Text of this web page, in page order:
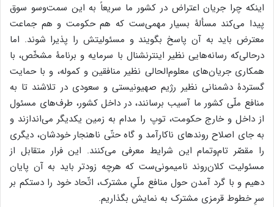
اینکه چرا جریان اعتراض در کشور ما سریعاً به این سمت‌وسو سوق
پیدا می‌کند مسألۀ بسیار مهمی‌ست که هم حکومت و هم جماعت
معترض باید به آن پاسخ بگویند و مسئولیتش را پذیرا شوند. اما
درحالی‌که رسانه‌هایی نظیر اینترنشنال با سرمایه و برنامۀ مشخّص، با
همکاری جریان‌های معلوم‌الحالی نظیر منافقین و کموله، و با حمایت
گستردۀ دشمنانی نظیر رژیم صهیونیستی و سعودی در تلاشند تا به
منافع ملّی کشور ما آسیب برسانند، در داخل کشور، طرف‌های مسئول
از داخل و خارج حکومت، توپ را مدام به زمین یکدیگر می‌اندازند و
به جای اصلاح روندهای ناکارآمد و گاه حتّی ناهنجار خودشان، دیگری
را مقصّر تام‌وتمام این شرایط معرفی می‌کنند. این فرار متقابل از
مسئولیت کلان‌روند نامیمونی‌ست که هرچه زودتر باید به آن پایان
دهیم و با گرد آمدن حول منافع ملّیِ مشترک، اتّحاد خود را دستکم بر
سرِ خطوط قرمزی مشترک به نمایش بگذاریم.